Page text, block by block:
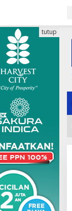
e
k
o
e
n
tutup